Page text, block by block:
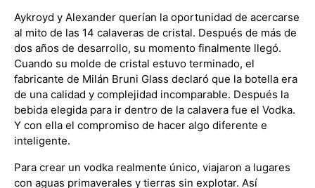
Aykroyd y Alexander querían la oportunidad de acercarse
al mito de las 14 calaveras de cristal. Después de más de
dos años de desarrollo, su momento finalmente llegó.
Cuando su molde de cristal estuvo terminado, el
fabricante de Milán Bruni Glass declaró que la botella era
de una calidad y complejidad incomparable. Después la
bebida elegida para ir dentro de la calavera fue el Vodka.
Y con ella el compromiso de hacer algo diferente e
inteligente.
Para crear un vodka realmente único, viajaron a lugares
con aguas primaverales y tierras sin explotar. Así